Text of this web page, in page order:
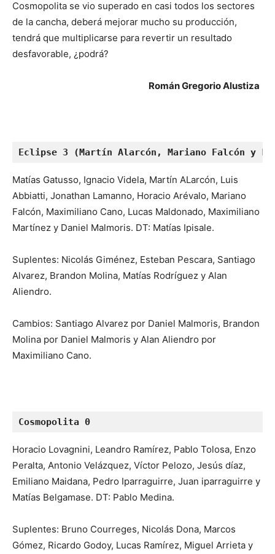
Cosmopolita se vio superado en casi todos los sectores
de la cancha, deberá mejorar mucho su producción,
tendrá que multiplicarse para revertir un resultado
desfavorable, ¿podrá?
Román Gregorio Alustiza
Eclipse 3 (Martín Alarcón, Mariano Falcón y
Matías Gatusso, Ignacio Videla, Martín ALarcón, Luis
Abbiatti, Jonathan Lamanno, Horacio Arévalo, Mariano
Falcón, Maximiliano Cano, Lucas Maldonado, Maximiliano
Martínez y Daniel Malmoris. DT: Matías Ipisale.
Suplentes: Nicolás Giménez, Esteban Pescara, Santiago
Alvarez, Brandon Molina, Matías Rodríguez y Alan
Aliendro.
Cambios: Santiago Alvarez por Daniel Malmoris, Brandon
Molina por Daniel Malmoris y Alan Aliendro por
Maximiliano Cano.
Cosmopolita 0
Horacio Lovagnini, Leandro Ramírez, Pablo Tolosa, Enzo
Peralta, Antonio Velázquez, Víctor Pelozo, Jesús díaz,
Emiliano Maidana, Pedro Iparraguirre, Juan iparraguirre y
Matías Belgamase. DT: Pablo Medina.
Suplentes: Bruno Courreges, Nicolás Dona, Marcos
Gómez, Ricardo Godoy, Lucas Ramírez, Miguel Arrieta y